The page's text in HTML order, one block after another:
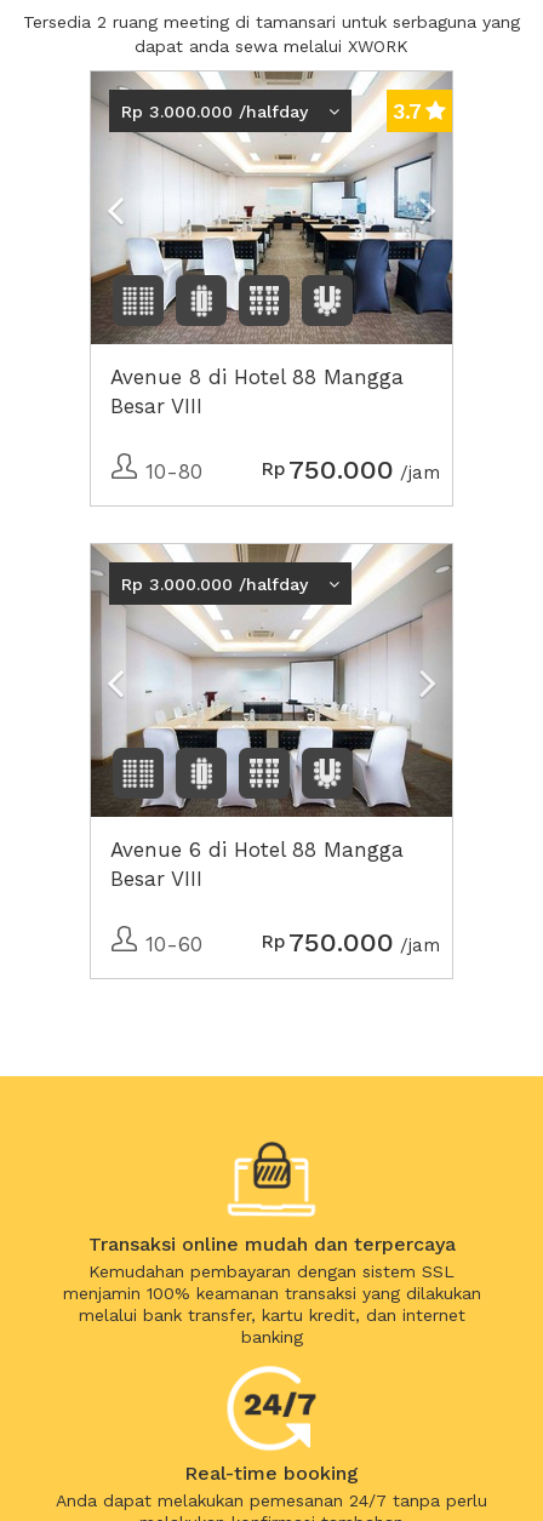
Tersedia 2 ruang meeting di tamansari untuk serbaguna yang
dapat anda sewa melalui XWORK
Previous Next2
Rp 3.000.000 /halfday 3.7
Avenue 8 di Hotel 88 Mangga
Besar VIII
10-80 Rp 750.000 /jam
Previous Next2
Rp 3.000.000 /halfday
Avenue 6 di Hotel 88 Mangga
Besar VIII
10-60 Rp 750.000 /jam
Transaksi online mudah dan terpercaya
Kemudahan pembayaran dengan sistem SSL
menjamin 100% keamanan transaksi yang dilakukan
melalui bank transfer, kartu kredit, dan internet
banking
Real-time booking
Anda dapat melakukan pemesanan 24/7 tanpa perlu